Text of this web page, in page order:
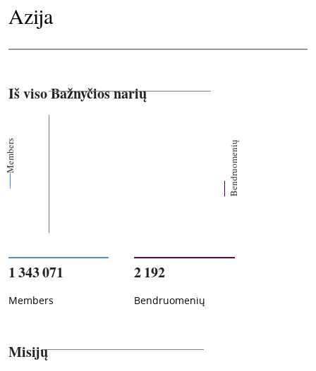
Azija
Iš viso Bažnyčios narių
Members Bendruomenių
1 343 071
Members
2 192
Bendruomenių
Misijų